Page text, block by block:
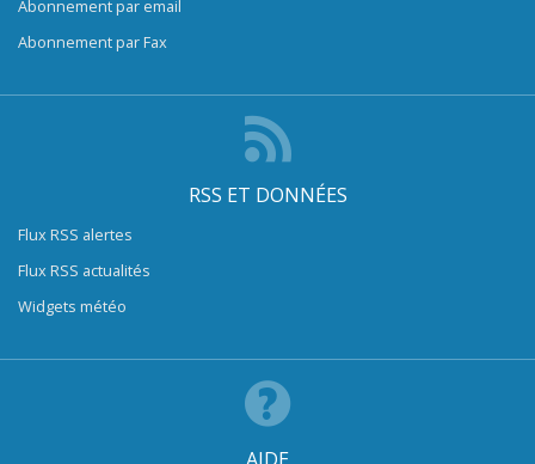
Abonnement par email
Abonnement par Fax
RSS ET DONNÉES
Flux RSS alertes
Flux RSS actualités
Widgets météo